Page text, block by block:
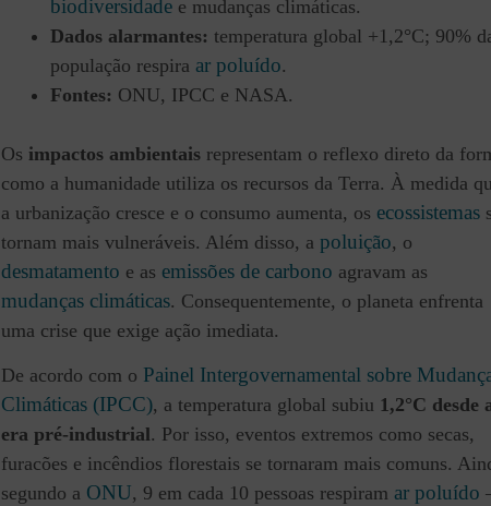
biodiversidade e mudanças climáticas.
Dados alarmantes: temperatura global +1,2°C; 90%
população respira ar poluído.
Fontes: ONU, IPCC e NASA.
Os impactos ambientais representam o reflexo direto da
como a humanidade utiliza os recursos da Terra. À medida
a urbanização cresce e o consumo aumenta, os ecossistemas
tornam mais vulneráveis. Além disso, a poluição, o
desmatamento e as emissões de carbono agravam as
mudanças climáticas. Consequentemente, o planeta enfrenta
uma crise que exige ação imediata.
De acordo com o Painel Intergovernamental sobre
Climáticas (IPCC), a temperatura global subiu 1,2°C desde
era pré-industrial. Por isso, eventos extremos como secas,
furacões e incêndios florestais se tornaram mais comuns.
segundo a ONU, 9 em cada 10 pessoas respiram ar poluído